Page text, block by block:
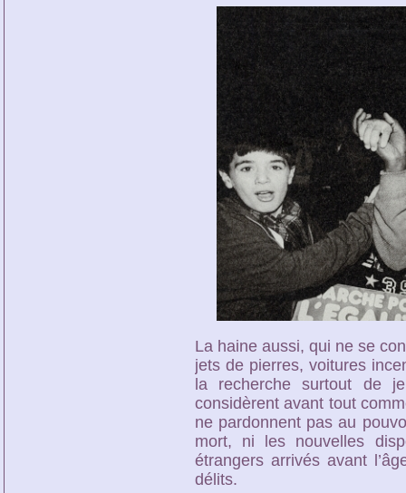
La haine aussi, qui ne se
jets de pierres, voitures
la recherche surtout de
considèrent avant tout
ne pardonnent pas au
mort, ni les nouvelles
étrangers arrivés avant
délits.